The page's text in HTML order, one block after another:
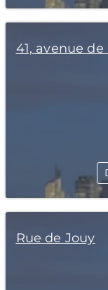
41, avenue
Rue de Jouy